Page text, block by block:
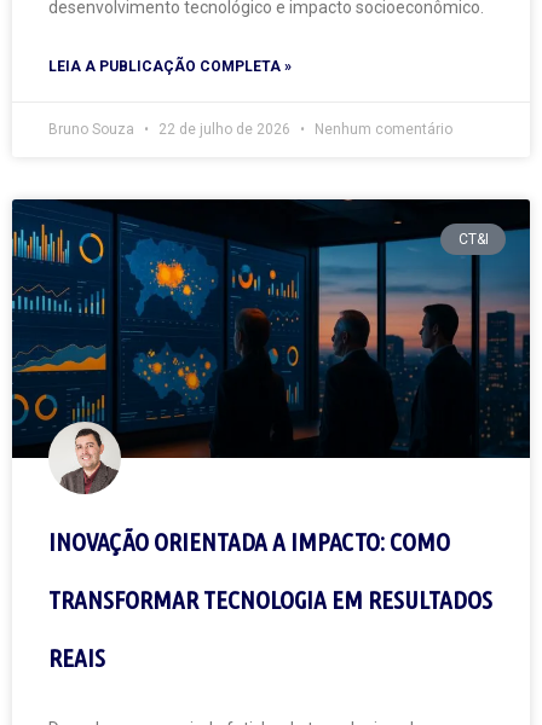
desenvolvimento tecnológico e impacto socioeconômico.
LEIA A PUBLICAÇÃO COMPLETA »
Bruno Souza 22 de julho de 2026 Nenhum comentário
CT&I
INOVAÇÃO ORIENTADA A IMPACTO: COMO
TRANSFORMAR TECNOLOGIA EM RESULTADOS
REAIS